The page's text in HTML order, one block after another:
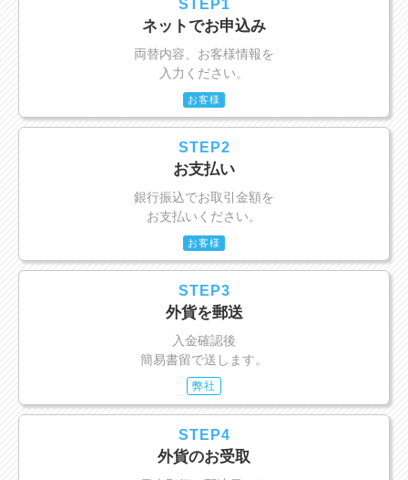
STEP1
ネットでお申込み
両替内容、お客様情報を
入力ください。
お客様
STEP2
お支払い
銀行振込でお取引金額を
お支払いください。
お客様
STEP3
外貨を郵送
入金確認後
簡易書留で送します。
弊社
STEP4
外貨のお受取